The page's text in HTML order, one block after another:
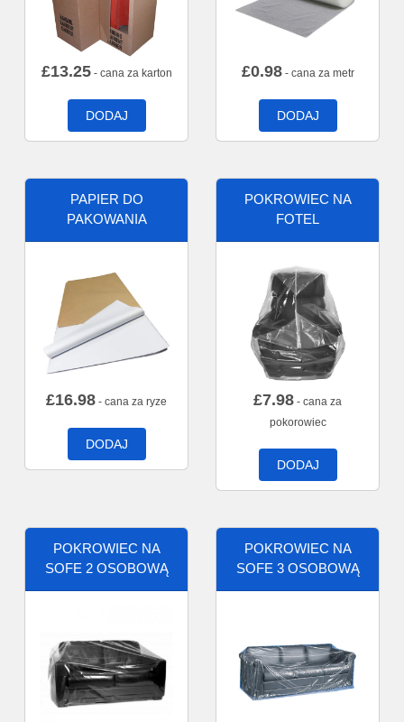
£13.25- cana za karton
DODAJ
£0.98- cana za metr
DODAJ
PAPIER DO
PAKOWANIA
£16.98 - cana za ryze
DODAJ
POKROWIEC NA
FOTEL
£7.98 - cana za
pokorowiec
DODAJ
POKROWIEC NA
SOFE 2 OSOBOWĄ
POKROWIEC NA
SOFE 3 OSOBOWĄ